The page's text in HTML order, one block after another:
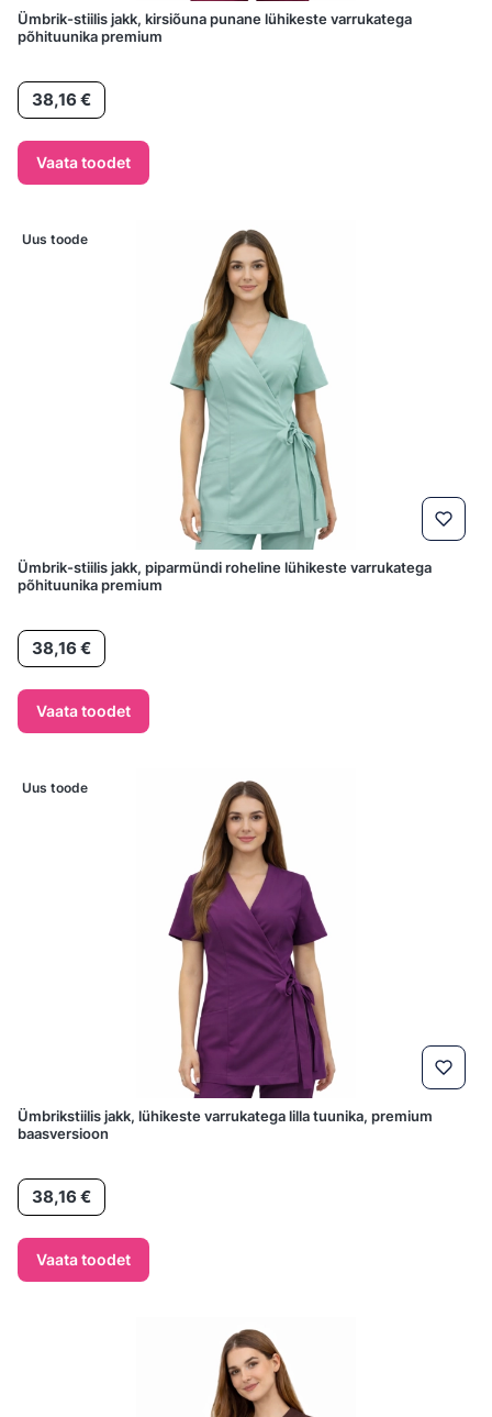
Ümbrik-stiilis jakk, kirsiõuna punane lühikeste varrukatega
põhituunika premium
Hind
38,16 €
Vaata toodet
Uus toode
Ümbrik-stiilis jakk, piparmündi roheline lühikeste varrukatega
põhituunika premium
Hind
38,16 €
Vaata toodet
Uus toode
Ümbrikstiilis jakk, lühikeste varrukatega lilla tuunika, premium
baasversioon
Hind
38,16 €
Vaata toodet